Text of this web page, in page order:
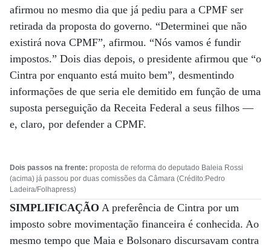
afirmou no mesmo dia que já pediu para a CPMF ser
retirada da proposta do governo. “Determinei que não
existirá nova CPMF”, afirmou. “Nós vamos é fundir
impostos.” Dois dias depois, o presidente afirmou que “o
Cintra por enquanto está muito bem”, desmentindo
informações de que seria ele demitido em função de uma
suposta perseguição da Receita Federal a seus filhos —
e, claro, por defender a CPMF.
Dois passos na frente: proposta de reforma do deputado Baleia Rossi
(acima) já passou por duas comissões da Câmara (Crédito:Pedro
Ladeira/Folhapress)
SIMPLIFICAÇÃO A preferência de Cintra por um
imposto sobre movimentação financeira é conhecida. Ao
mesmo tempo que Maia e Bolsonaro discursavam contra